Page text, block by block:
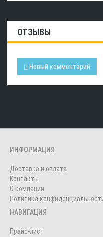
ОТЗЫВЫ
Новый комментарий
ИНФОРМАЦИЯ
Доставка и оплата
Контакты
О компании
Политика
НАВИГАЦИЯ
Прайс-лист